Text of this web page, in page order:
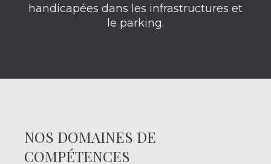
handicapées dans les infrastructures et
le parking.
NOS DOMAINES DE
COMPÉTENCES